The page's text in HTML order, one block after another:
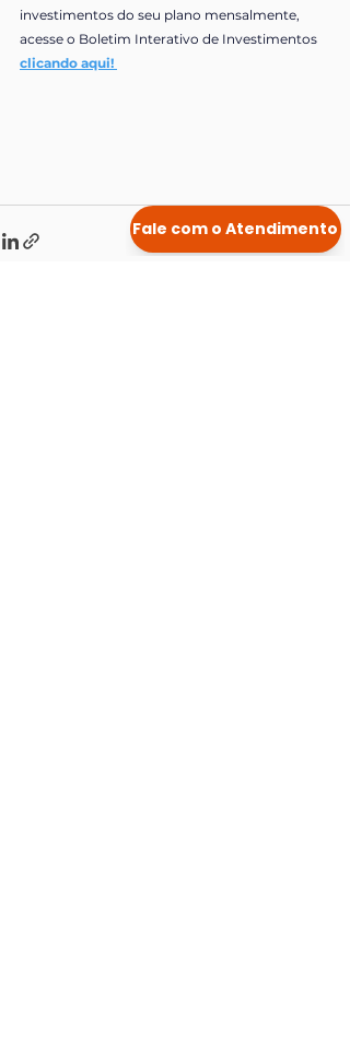
investimentos do seu plano mensalmente,
acesse o Boletim Interativo de Investimentos
clicando aqui!